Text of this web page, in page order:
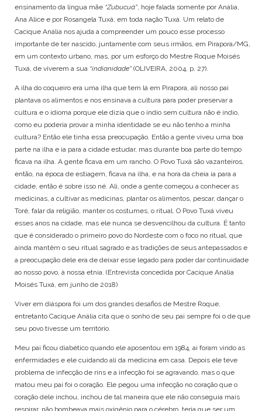
ensinamento da língua mãe “Zubucuá”, hoje falada somente por Anália,
Ana Alice e por Rosangela Tuxá, em toda nação Tuxá. Um relato de
Cacique Anália nos ajuda a compreender um pouco esse processo
importante de ter nascido, juntamente com seus irmãos, em Pirapora/MG,
em um contexto urbano, mas, por um esforço do Mestre Roque Moisés
Tuxá, de viverem a sua “indianidade” (OLIVEIRA, 2004, p. 27).
A ilha do coqueiro era uma ilha que tem lá em Pirapora, ali nosso pai
plantava os alimentos e nos ensinava a cultura para poder preservar a
cultura e o idioma porque ele dizia que o índio sem cultura não é índio,
como eu poderia provar a minha identidade se eu não tenho a minha
cultura? Então ele tinha essa preocupação. Então a gente viveu uma boa
parte na ilha e ia para a cidade estudar, mas durante boa parte do tempo
ficava na ilha. A gente ficava em um rancho. O Povo Tuxá são vazanteiros,
então, na época de estiagem, ficava na ilha, e na hora da cheia ia para a
cidade, então é sobre isso né. Ali, onde a gente começou a conhecer as
medicinas, a cultivar as medicinas, plantar os alimentos, pescar, dançar o
Toré, falar da religião, manter os costumes, o ritual. O Povo Tuxá viveu
esses anos na cidade, mas ele nunca se desvencilhou da cultura. É tanto
que é considerado o primeiro povo do Nordeste com o foco no ritual, que
ainda mantêm o seu ritual sagrado e as tradições de seus antepassados e
a preocupação dele era de deixar esse legado para poder dar continuidade
ao nosso povo, à nossa etnia. (Entrevista concedida por Cacique Anália
Moisés Tuxá, em junho de 2018)
Viver em diáspora foi um dos grandes desafios de Mestre Roque,
entretanto Cacique Anália cita que o sonho de seu pai sempre foi o de que
seu povo tivesse um território.
Meu pai ficou diabético quando ele aposentou em 1984, ai foram vindo as
enfermidades e ele cuidando ali da medicina em casa. Depois ele teve
problema de infecção de rins e a infecção foi se agravando, mas o que
matou meu pai foi o coração. Ele pegou uma infecção no coração que o
coração dele inchou, inchou de tal maneira que ele não conseguia mais